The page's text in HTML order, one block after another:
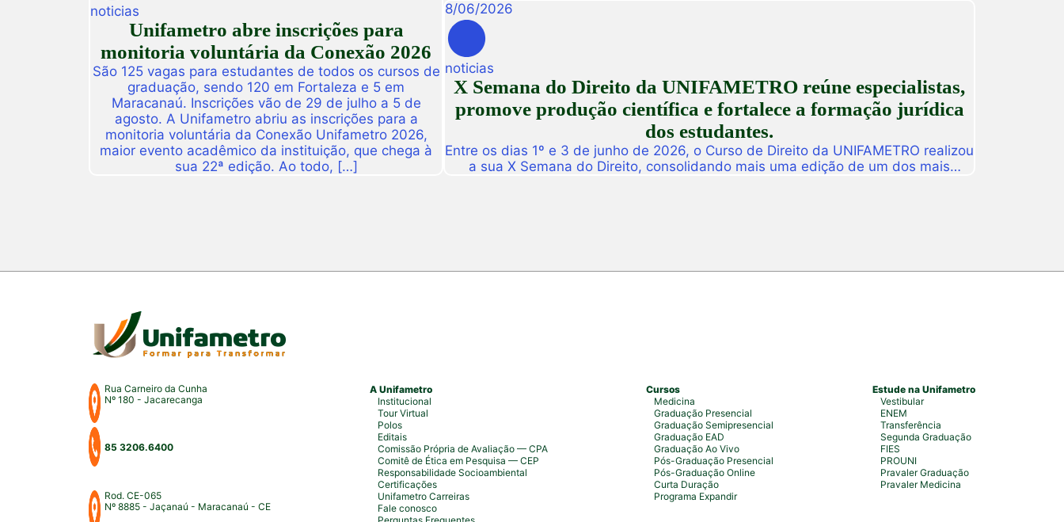
noticias
Unifametro abre inscrições para
monitoria voluntária da Conexão 2026
São 125 vagas para estudantes de todos os cursos de
graduação, sendo 120 em Fortaleza e 5 em
Maracanaú. Inscrições vão de 29 de julho a 5 de
agosto. A Unifametro abriu as inscrições para a
monitoria voluntária da Conexão Unifametro 2026,
maior evento acadêmico da instituição, que chega à
sua 22ª edição. Ao todo, […]
8/06/2026
noticias
X Semana do Direito da UNIFAMETRO reúne especialistas,
promove produção científica e fortalece a formação jurídica
dos estudantes.
Entre os dias 1º e 3 de junho de 2026, o Curso de Direito da UNIFAMETRO realizou
a sua X Semana do Direito, consolidando mais uma edição de um dos mais
Rua Carneiro da Cunha
Nº 180 - Jacarecanga
85 3206.6400
Rod. CE-065
Nº 8885 - Jaçanaú - Maracanaú - CE
A Unifametro
Institucional
Tour Virtual
Polos
Editais
Comissão Própria de Avaliação — CPA
Comitê de Ética em Pesquisa — CEP
Responsabilidade Socioambiental
Certificações
Unifametro Carreiras
Fale conosco
Cursos
Medicina
Graduação Presencial
Graduação Semipresencial
Graduação EAD
Graduação Ao Vivo
Pós-Graduação Presencial
Pós-Graduação Online
Curta Duração
Programa Expandir
Estude na Unifametro
Vestibular
ENEM
Transferência
Segunda Graduação
FIES
PROUNI
Pravaler Graduação
Pravaler Medicina